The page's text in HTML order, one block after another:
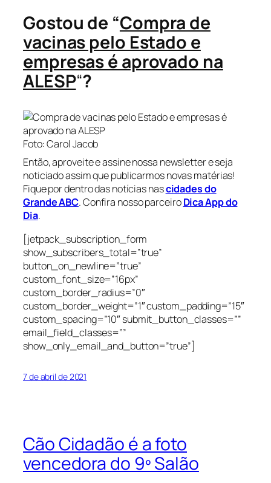
Gostou de “Compra de
vacinas pelo Estado e
empresas é aprovado na
ALESP“?
Foto: Carol Jacob
Então, aproveite e assine nossa newsletter e seja
noticiado assim que publicarmos novas matérias!
Fique por dentro das notícias nascidades do
Grande ABC. Confira nosso parceiroDica App do
Dia.
[jetpack_subscription_form
show_subscribers_total=”true”
button_on_newline=”true”
custom_font_size=”16px”
custom_border_radius=”0″
custom_border_weight=”1″ custom_padding=”15″
custom_spacing=”10″ submit_button_classes=””
email_field_classes=””
show_only_email_and_button=”true”]
7 de abril de 2021
Cão Cidadão é a foto
vencedora do 9º Salão